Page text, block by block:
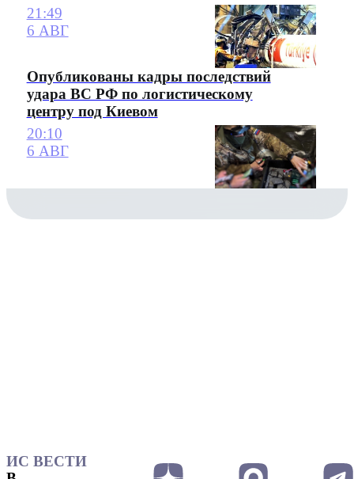
21:49
6 АВГ
Опубликованы кадры последствий
удара ВС РФ по логистическому
центру под Киевом
20:10
6 АВГ
ИС ВЕСТИ